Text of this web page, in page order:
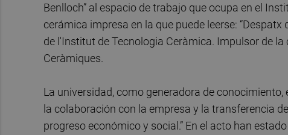
Benlloch” al espacio de trabajo que ocupa en el
cerámica impresa en la que puede leerse:
de l'Institut de Tecnologia Ceràmica. Impulsor de
Ceràmiques.
La universidad, como generadora de
la colaboración con la empresa y la transferencia
progreso económico y social.” En el acto han